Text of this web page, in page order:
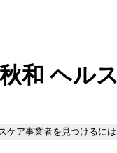
和 ヘル
ケア事業者を見つけるには